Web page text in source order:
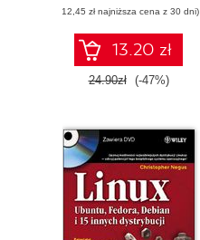
(12,45 zł najniższa cena z 30 dni)
13.20 zł
24.90zł (-47%)